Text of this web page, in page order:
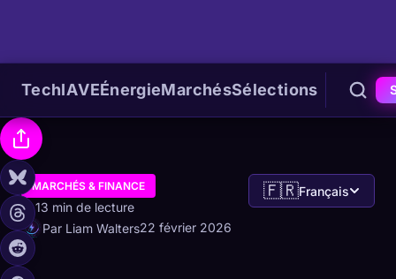
TechIAVEÉnergieMarchésSélections
MARCHÉS & FINANCE
13 min de lecture
Par Liam Walters22 février 2026
🇫🇷Français